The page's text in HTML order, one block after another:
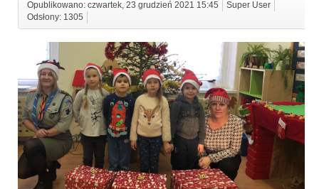
Opublikowano: czwartek, 23 grudzień 2021 15:45
Super User
Odsłony: 1305